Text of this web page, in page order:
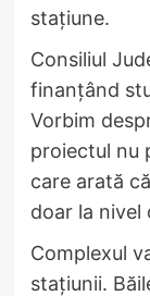
stațiune.
Consiliul
finanțând
Vorbim
proiectul nu
care arată
doar la nivel
Complexul
stațiunii.